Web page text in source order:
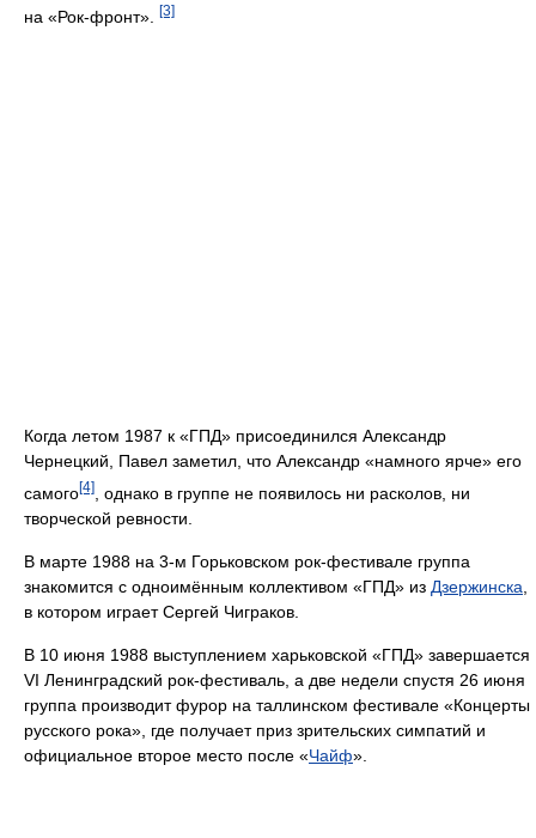
на «Рок-фронт».
[3]
Когда летом 1987 к «ГПД» присоединился Александр
Чернецкий, Павел заметил, что Александр «намного ярче» его
самого[4]
, однако в группе не появилось ни расколов, ни
творческой ревности.
В марте 1988 на 3-м Горьковском рок-фестивале группа
знакомится с одноимённым коллективом «ГПД» из Дзержинска
в котором играет Сергей Чиграков.
В 10 июня 1988 выступлением харьковской «ГПД» завершается
VI Ленинградский рок-фестиваль, а две недели спустя 26 июня
группа производит фурор на таллинском фестивале «Концерты
русского рока», где получает приз зрительских симпатий и
официальное второе место после «Чайф».